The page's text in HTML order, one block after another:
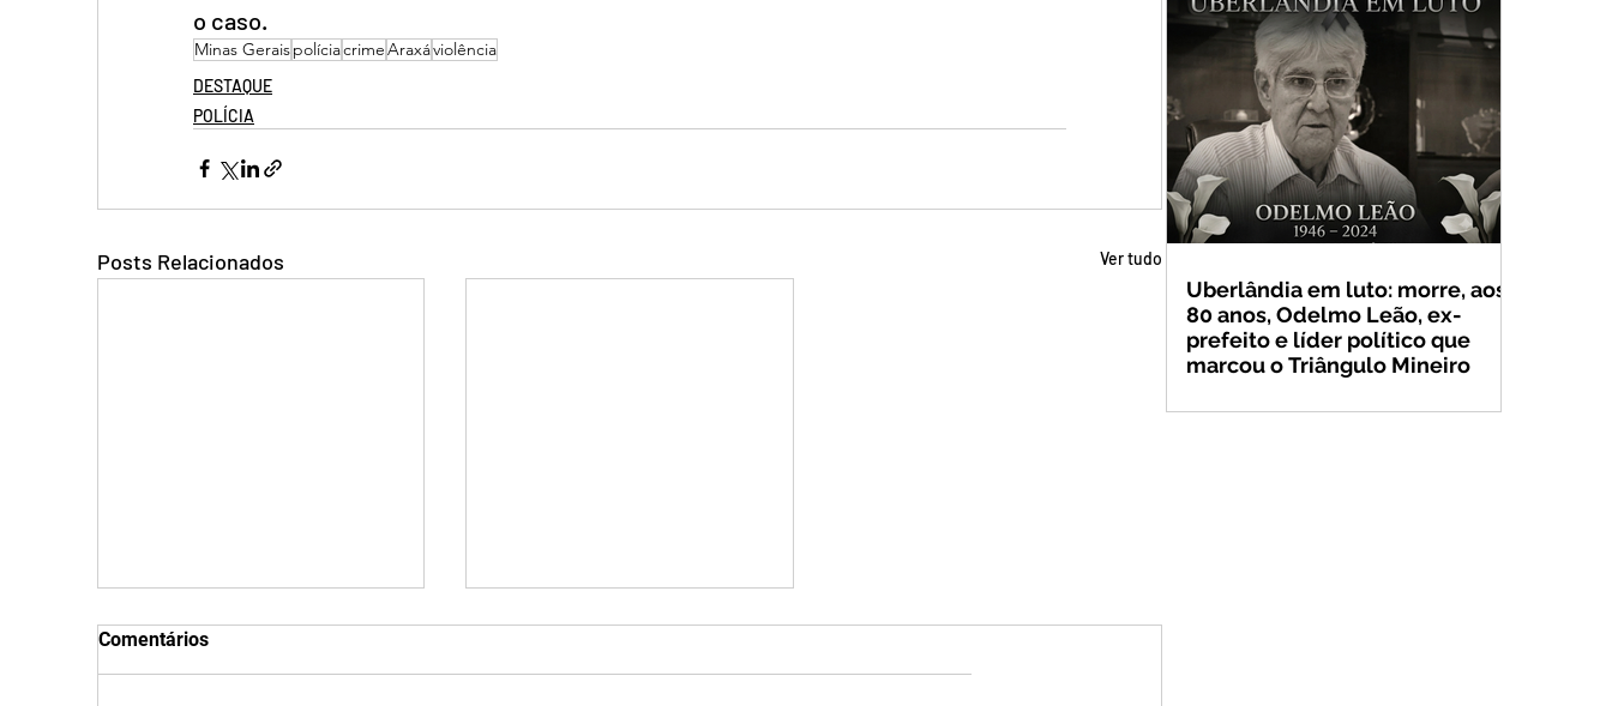
o caso.
Minas GeraispolíciacrimeAraxáviolência
DESTAQUE
POLÍCIA
Posts Relacionados Ver tudo
Comentários
Uberlândia em luto: morre, aos
80 anos, Odelmo Leão, ex-
prefeito e líder político que
marcou o Triângulo Mineiro